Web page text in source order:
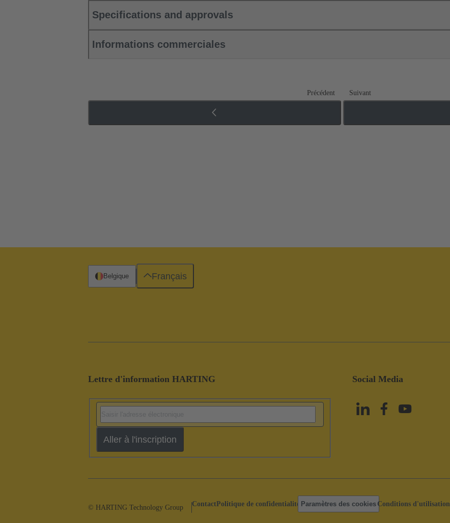
Specifications and approvals
Informations commerciales
Précédent Suivant
Lettre d'information HARTING
Aller à l'inscription
Social Media
Belgique Français
© HARTING Technology Group ContactPolitique de confidentialité Paramètres des cookies Conditions d'utilisation